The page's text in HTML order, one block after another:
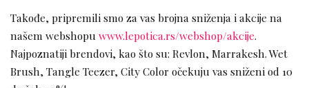
Takođe, pripremili smo za vas brojna sniženja i akcije na
našem webshopu www.lepotica.rs/webshop/akcije.
Najpoznatiji brendovi, kao što su: Revlon, Marrakesh. Wet
Brush, Tangle Teezer, City Color očekuju vas sniženi od 10